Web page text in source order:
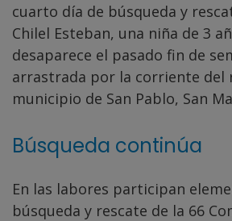
cuarto día de búsqueda y
Chilel Esteban, una niña de 3
desaparece el pasado fin de
arrastrada por la corriente del
municipio de San Pablo, San
Búsqueda continúa
En las labores participan
búsqueda y rescate de la 66